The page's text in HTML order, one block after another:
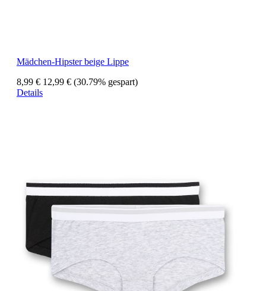
Mädchen-Hipster beige Lippe
8,99 € 12,99 € (30.79% gespart)
Details